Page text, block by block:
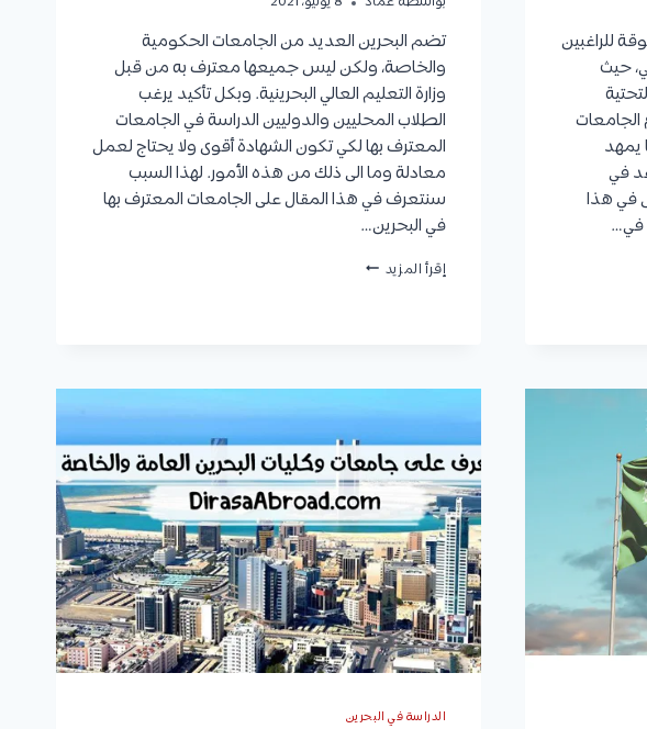
للراغبين
حيث
الجامعات
يمهد
في
في هذا
في…
تضم البحرين العديد من الجامعات الحكومية
والخاصة، ولكن ليس جميعها معترف به من قبل
وزارة التعليم العالي البحرينية. وبكل تأكيد يرغب
الطلاب المحليين والدوليين الدراسة في الجامعات
المعترف بها لكي تكون الشهادة أقوى ولا يحتاج لعمل
معادلة وما الى ذلك من هذه الأمور. لهذا السبب
سنتعرف في هذا المقال على الجامعات المعترف بها
في البحرين…
إقرأ المزيد الجامعات
مختصرة
6
جامعات
بينهم
الدراسة في البحرين